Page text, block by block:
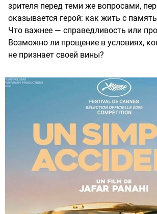
зрителя перед теми же вопросами,
оказывается герой: как жить с
Что важнее — справедливость или
Возможно ли прощение в условиях,
не признает своей вины?